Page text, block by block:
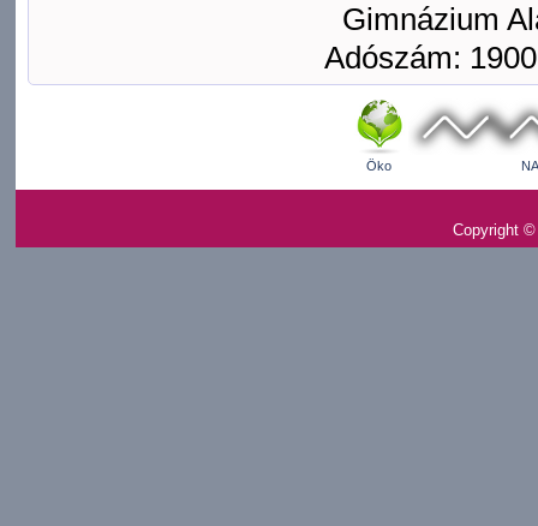
Gimnázium
Adószám:
Öko
Copyright